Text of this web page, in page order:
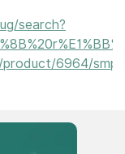
search?
product/6964/